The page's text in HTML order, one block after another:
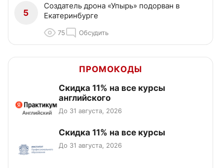
5
Создатель дрона «Упырь» подорван в
Екатеринбурге
75 Обсудить
ПРОМОКОДЫ
Скидка 11% на все курсы
английского
До 31 августа, 2026
Скидка 11% на все курсы
До 31 августа, 2026